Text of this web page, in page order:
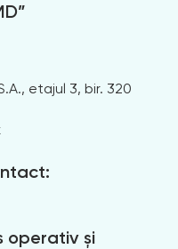
etajul 3, bir. 320
operativ și